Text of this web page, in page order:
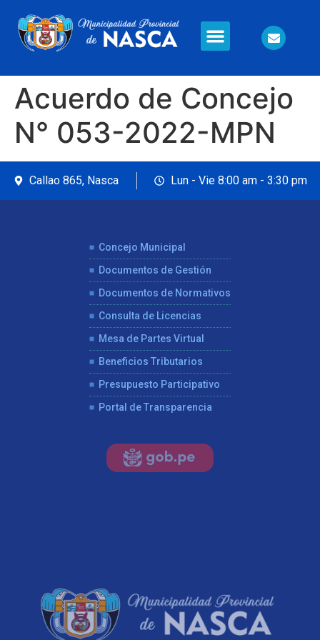
Acuerdo de Concejo
N° 053-2022-MPN
Callao 865, Nasca Lun - Vie 8:00 am - 3:30 pm
Concejo Municipal
Documentos de Gestión
Documentos de Normativos
Consulta de Licencias
Mesa de Partes Virtual
Beneficios Tributarios
Presupuesto Participativo
Portal de Transparencia